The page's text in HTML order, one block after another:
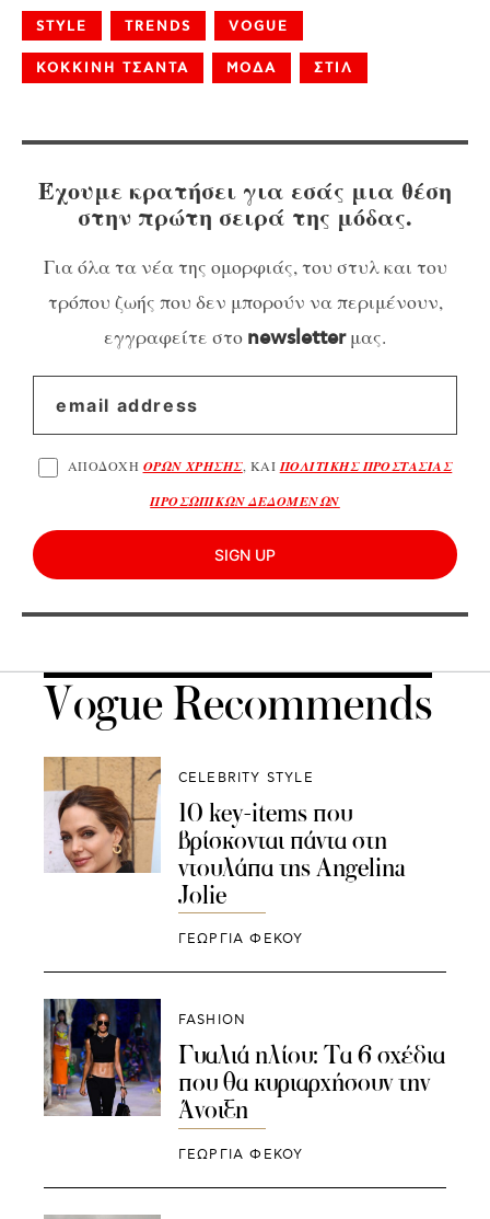
STYLE TRENDS VOGUE
ΚΟΚΚΙΝΗ ΤΣΑΝΤΑ ΜΟΔΑ ΣΤΙΛ
Έχουμε κρατήσει για εσάς μια θέση
στην πρώτη σειρά της μόδας.
Για όλα τα νέα της ομορφιάς, του στυλ και του
τρόπου ζωής που δεν μπορούν να περιμένουν,
εγγραφείτε στο newsletterμας.
ΑΠΟΔΟΧΗ ΟΡΩΝ ΧΡΗΣΗΣ, ΚΑΙ ΠΟΛΙΤΙΚΗΣ ΠΡΟΣΤΑΣΙΑΣ
ΠΡΟΣΩΠΙΚΩΝ ΔΕΔΟΜΕΝΩΝ
SIGN UP
Vogue Recommends
CELEBRITY STYLE
10 key-items που
βρίσκονται πάντα στη
ντουλάπα της Angelina
Jolie
ΓΕΩΡΓΙΑ ΦΕΚΟΥ
FASHION
Γυαλιά ηλίου: Τα 6 σχέδια
που θα κυριαρχήσουν την
Άνοιξη
ΓΕΩΡΓΙΑ ΦΕΚΟΥ